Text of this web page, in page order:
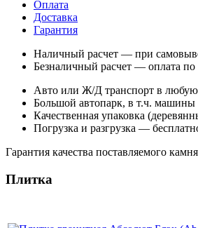
Оплата
Доставка
Гарантия
Наличный расчет — при
Безналичный расчет — оплата по
Авто или Ж/Д транспорт в любую
Большой автопарк, в т.ч. машины
Качественная упаковка
Погрузка и разгрузка —
Гарантия качества поставляемого
Плитка